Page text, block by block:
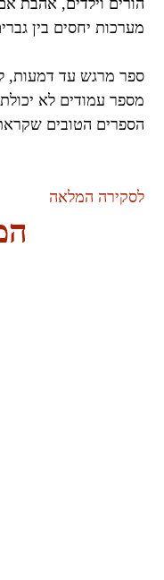
מערכות יחסים בין
ספר מרגש עד דמעות,
מספר עמודים לא
הספרים הטובים
לסקירה המלאה